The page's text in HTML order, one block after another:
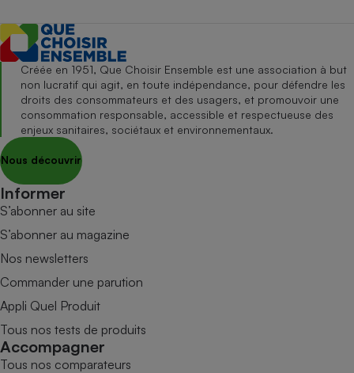
Créée en 1951, Que Choisir Ensemble est une association à but
non lucratif qui agit, en toute indépendance, pour défendre les
droits des consommateurs et des usagers, et promouvoir une
consommation responsable, accessible et respectueuse des
enjeux sanitaires, sociétaux et environnementaux.
Nous découvrir
Informer
S’abonner au site
S’abonner au magazine
Nos newsletters
Commander une parution
Appli Quel Produit
Tous nos tests de produits
Accompagner
Tous nos comparateurs